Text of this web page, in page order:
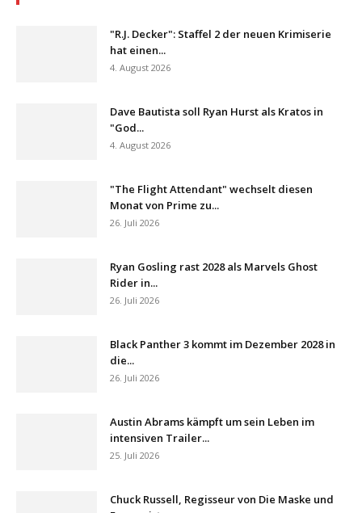
"R.J. Decker": Staffel 2 der neuen Krimiserie
hat einen...
4. August 2026
Dave Bautista soll Ryan Hurst als Kratos in
"God...
4. August 2026
"The Flight Attendant" wechselt diesen
Monat von Prime zu...
26. Juli 2026
Ryan Gosling rast 2028 als Marvels Ghost
Rider in...
26. Juli 2026
Black Panther 3 kommt im Dezember 2028 in
die...
26. Juli 2026
Austin Abrams kämpft um sein Leben im
intensiven Trailer...
25. Juli 2026
Chuck Russell, Regisseur von Die Maske und